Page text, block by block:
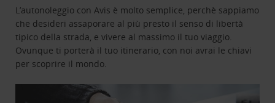
L’autonoleggio con Avis è molto semplice, perchè sappiamo
che desideri assaporare al più presto il senso di libertà
tipico della strada, e vivere al massimo il tuo viaggio.
Ovunque ti porterà il tuo itinerario, con noi avrai le chiavi
per scoprire il mondo.